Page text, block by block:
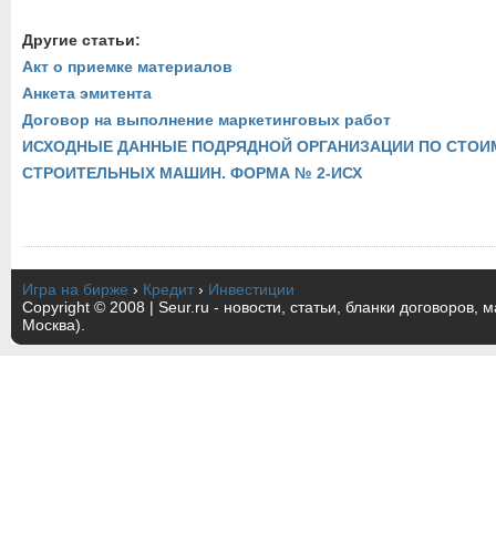
Другие статьи:
Акт о приемке материалов
Анкета эмитента
Договор на выполнение маркетинговых работ
ИСХОДНЫЕ ДАННЫЕ ПОДРЯДНОЙ ОРГАНИЗАЦИИ ПО
СТРОИТЕЛЬНЫХ МАШИН. ФОРМА № 2-ИСХ
Игра на бирже › Кредит › Инвестиции
Copyright © 2008 | Seur.ru - новости, статьи, бланки договоров,
Москва).